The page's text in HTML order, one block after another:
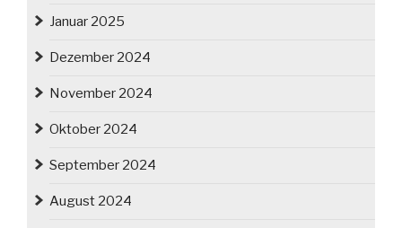
Januar 2025
Dezember 2024
November 2024
Oktober 2024
September 2024
August 2024